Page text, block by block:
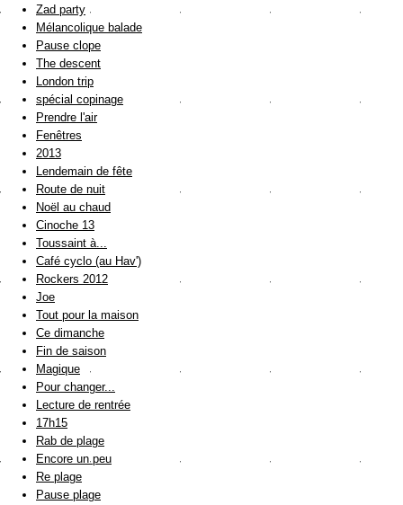
Zad party
Mélancolique balade
Pause clope
The descent
London trip
spécial copinage
Prendre l'air
Fenêtres
2013
Lendemain de fête
Route de nuit
Noël au chaud
Cinoche 13
Toussaint à...
Café cyclo (au Hav')
Rockers 2012
Joe
Tout pour la maison
Ce dimanche
Fin de saison
Magique
Pour changer...
Lecture de rentrée
17h15
Rab de plage
Encore un peu
Re plage
Pause plage